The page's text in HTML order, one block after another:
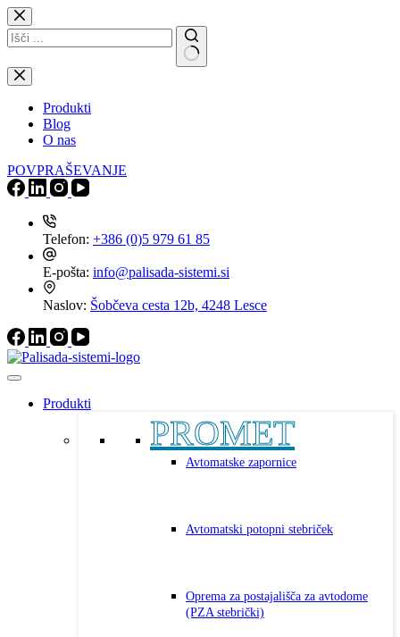
Skip
to
content
No
results
Produkti
Blog
O nas
POVPRAŠEVANJE
Telefon: +386 (0)5 979 61 85
E-pošta: info@palisada-sistemi.si
Naslov: Šobčeva cesta 12b, 4248 Lesce
Produkti
PROMET
Avtomatske zapornice
Avtomatski potopni stebriček
Oprema za postajališča za avtodome
(PZA stebrički)